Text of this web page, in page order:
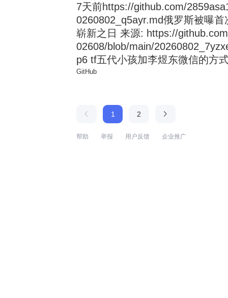
7天前https://github.com/
0260802_q5ayr.md俄罗斯被曝
崭新之日 来源: https://
02608/blob/main/
p6 tf五代小孩加李煜东微信的方
GitHub
1 2
帮助 举报 用户反馈 企业推广